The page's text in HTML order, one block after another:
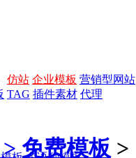
仿站 企业模板 营销型网站
TAG 插件素材 代理
免费模板 >